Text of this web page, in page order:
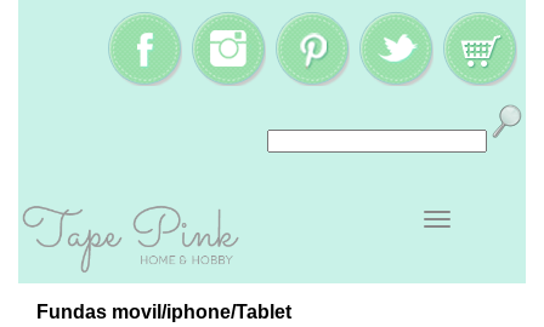
Fundas movil/iphone/Tablet